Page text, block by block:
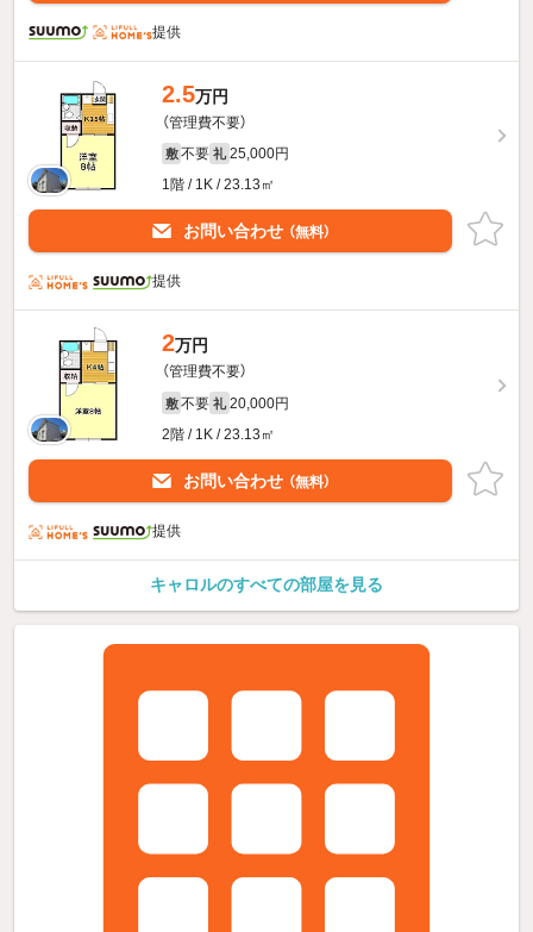
提供
2.5万円
（管理費不要）
敷 不要 礼 25,000円
1階 / 1K / 23.13㎡
お問い合わせ （無料）
提供
2万円
（管理費不要）
敷 不要 礼 20,000円
2階 / 1K / 23.13㎡
お問い合わせ （無料）
提供
キャロルのすべての部屋を見る